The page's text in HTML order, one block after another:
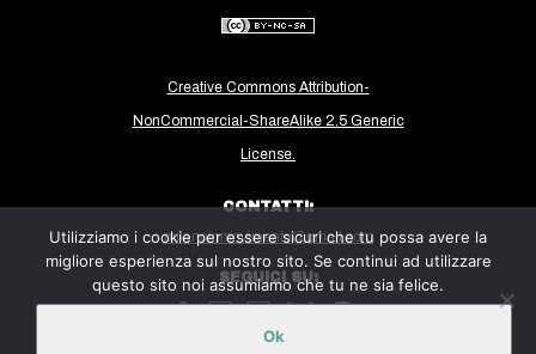
Creative Commons Attribution-
NonCommercial-ShareAlike 2.5 Generic
License.
CONTATTI:
milanoinmovimento@gmail.com
SEGUICI SU:
Utilizziamo i cookie per essere sicuri che tu possa avere la
migliore esperienza sul nostro sito. Se continui ad utilizzare
questo sito noi assumiamo che tu ne sia felice.
Ok